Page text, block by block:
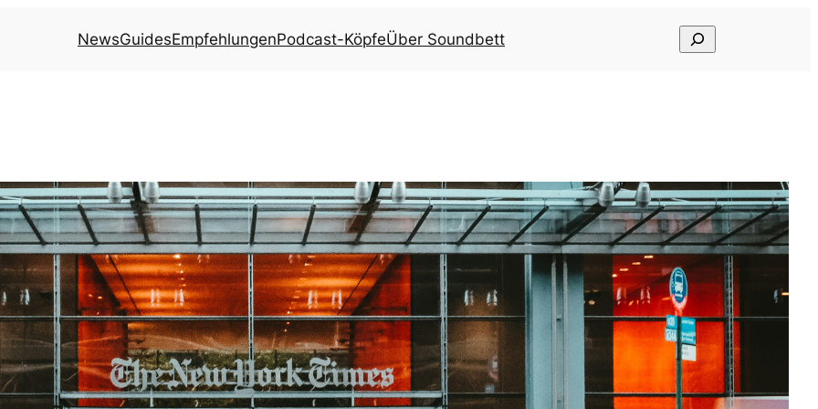
NewsGuidesEmpfehlungenPodcast-KöpfeÜber SoundbettSuchen